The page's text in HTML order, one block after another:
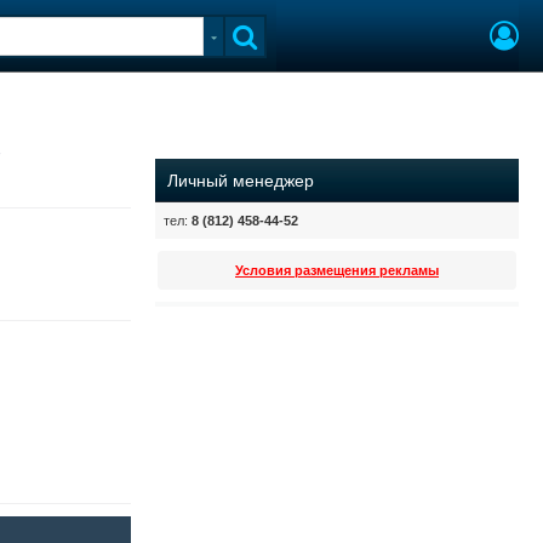
Личный менеджер
тел: 8 (812) 458-44-52
Условия размещения рекламы